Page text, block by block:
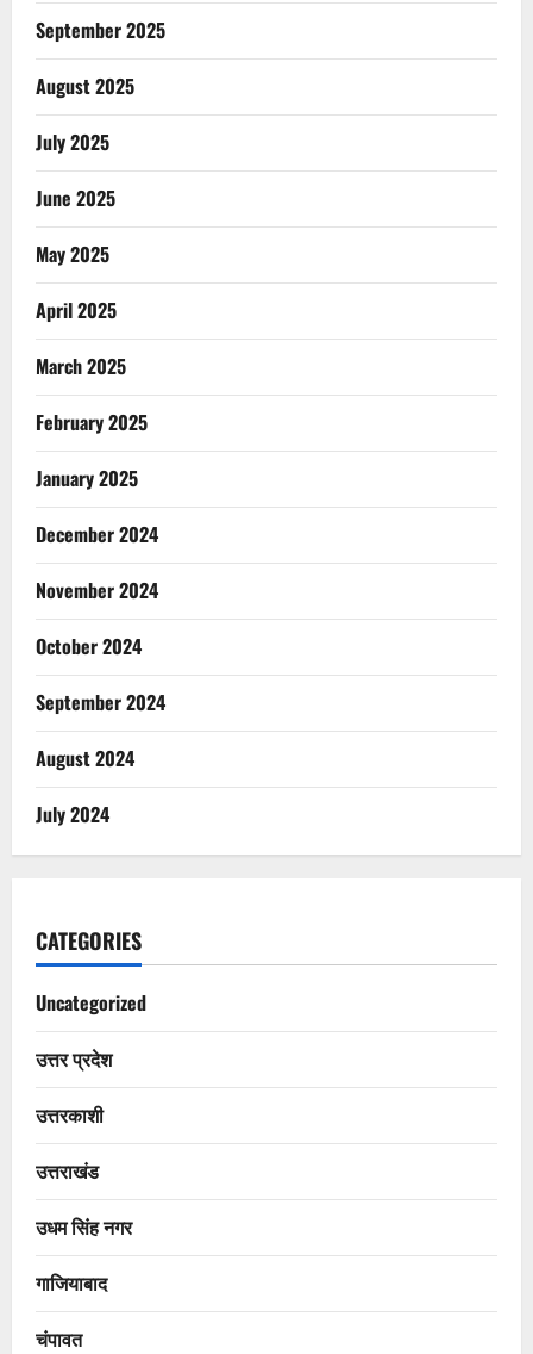
September 2025
August 2025
July 2025
June 2025
May 2025
April 2025
March 2025
February 2025
January 2025
December 2024
November 2024
October 2024
September 2024
August 2024
July 2024
CATEGORIES
Uncategorized
उत्तर प्रदेश
उत्तरकाशी
उत्तराखंड
उधम सिंह नगर
गाजियाबाद
चंपावत